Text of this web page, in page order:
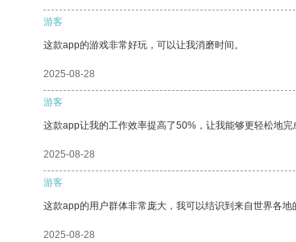
游客
这款app的游戏非常好玩，可以让我消磨时间。
2025-08-28
游客
这款app让我的工作效率提高了50%，让我能够更轻松地
2025-08-28
游客
这款app的用户群体非常庞大，我可以结识到来自世界各地
2025-08-28